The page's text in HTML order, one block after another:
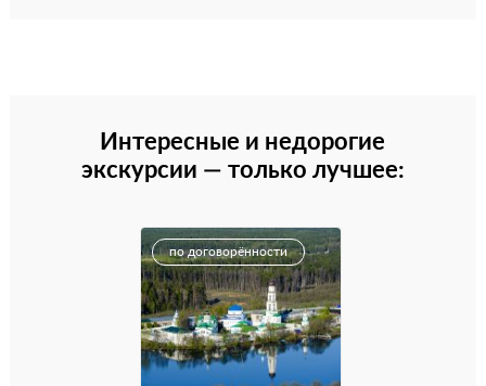
Интересные и недорогие
экскурсии — только лучшее:
по договорённости